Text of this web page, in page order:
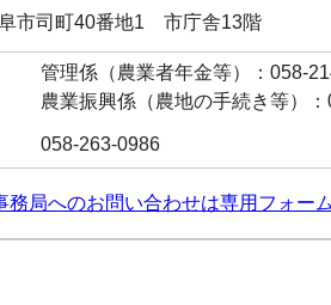
市司町40番地1 市庁舎13階
管理係（農業者年金等）：058-
農業振興係（農地の手続き等）
058-263-0986
務局へのお問い合わせは専用フォー